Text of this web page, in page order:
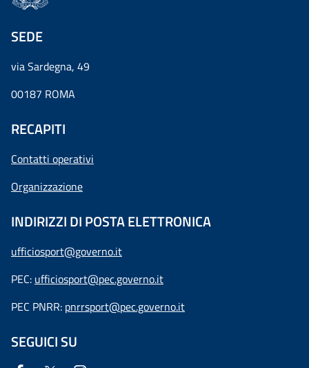
SEDE
via Sardegna, 49
00187 ROMA
RECAPITI
Contatti operativi
Organizzazione
INDIRIZZI DI POSTA ELETTRONICA
ufficiosport@governo.it
PEC: ufficiosport@pec.governo.it
PEC PNRR: pnrrsport@pec.governo.it
SEGUICI SU